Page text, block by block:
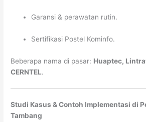
Garansi & perawatan rutin.
Sertifikasi Postel Kominfo.
Beberapa nama di pasar: Huaptec,
CERNTEL.
Studi Kasus & Contoh Implementasi di
Tambang